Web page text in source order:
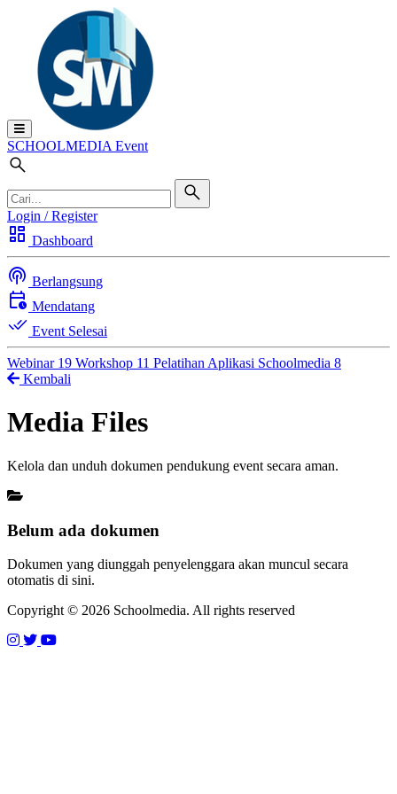
SCHOOLMEDIA Event
Login / Register
dashboard Dashboard
podcasts Berlangsung
calendar_clock Mendatang
done_all Event Selesai
Webinar 19 Workshop 11 Pelatihan Aplikasi Schoolmedia 8
Kembali
Media Files
Kelola dan unduh dokumen pendukung event secara aman.
Belum ada dokumen
Dokumen yang diunggah penyelenggara akan muncul secara
otomatis di sini.
Copyright © 2026 Schoolmedia. All rights reserved